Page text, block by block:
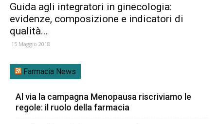
Guida agli integratori in ginecologia:
evidenze, composizione e indicatori di
qualità...
15 Maggio 2018
Farmacia News
Al via la campagna Menopausa riscriviamo le
regole: il ruolo della farmacia